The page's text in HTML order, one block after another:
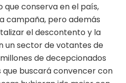
conserva en el país,
campaña, pero además
el descontento y la
un sector de votantes de
millones de decepcionados
que buscará convencer con